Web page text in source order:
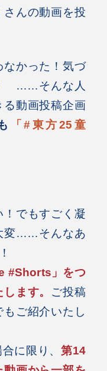
さんの動画を投
なかった！気づ
……そんな人
動画投稿企画
「#東方25童
でもすごく凝
変……そんなあ
#Shorts」をつ
ます。 ご投稿
ご紹介いたし
に限り、 第14